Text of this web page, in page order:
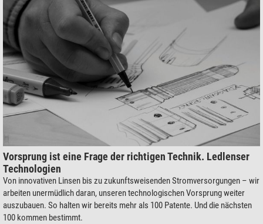
Vorsprung ist eine Frage der richtigen Technik. Ledlenser
Technologien
Von innovativen Linsen bis zu zukunftsweisenden Stromversorgungen – wir
arbeiten unermüdlich daran, unseren technologischen Vorsprung weiter
auszubauen. So halten wir bereits mehr als 100 Patente. Und die nächsten
100 kommen bestimmt.